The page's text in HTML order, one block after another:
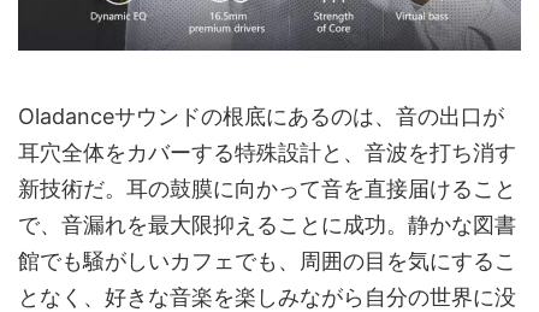
Oladanceサウンドの根底にあるのは、音の出口が
耳穴全体をカバーする特殊設計と、音波を打ち消す
新技術だ。耳の鼓膜に向かって音を直接届けること
で、音漏れを最大限抑えることに成功。静かな図書
館でも騒がしいカフェでも、周囲の目を気にするこ
となく、好きな音楽を楽しみながら自分の世界に没